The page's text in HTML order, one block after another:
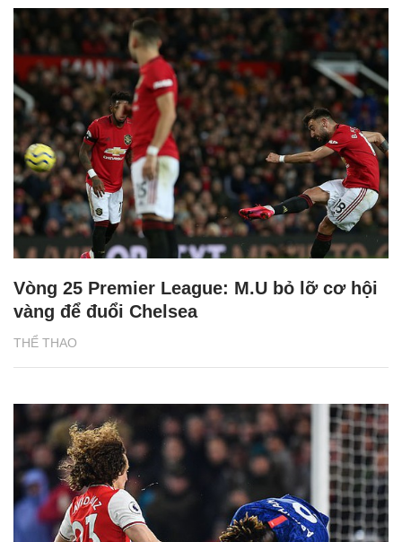
THỂ THAO
Vòng 25 Premier League: M.U bỏ lỡ cơ hội
vàng để đuổi Chelsea